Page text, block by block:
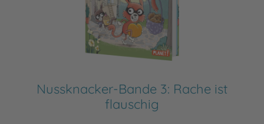
Nussknacker-Bande 3: Rache ist
flauschig